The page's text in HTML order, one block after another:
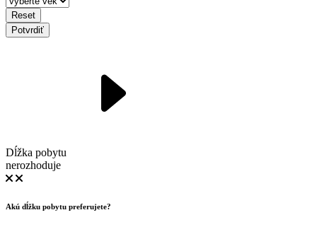
Reset
Potvrdiť
Dĺžka pobytu
nerozhoduje
Akú dĺžku pobytu preferujete?